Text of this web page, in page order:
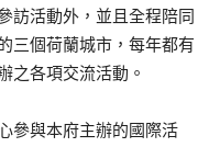
訪活動外，並且全程陪同
三個荷蘭城市，每年都有
之各項交流活動。
參與本府主辦的國際活